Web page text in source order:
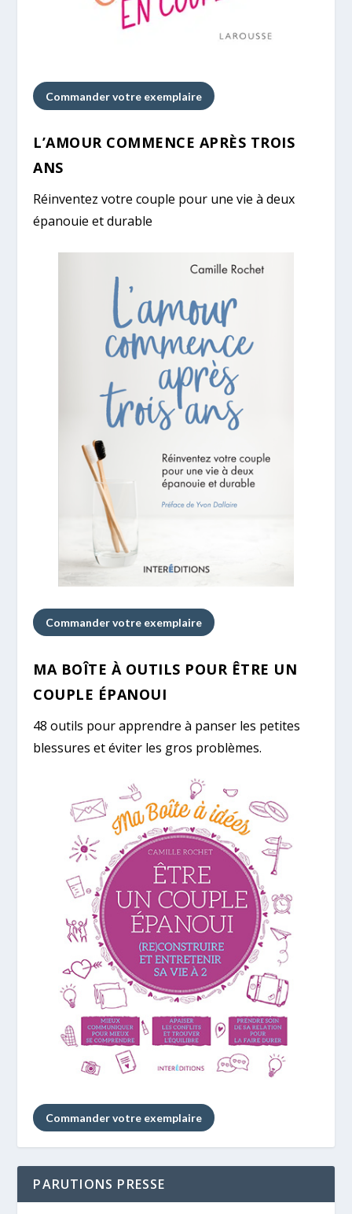
Commander votre exemplaire
L’AMOUR COMMENCE APRÈS TROIS
ANS
Réinventez votre couple pour une vie à deux
épanouie et durable
Commander votre exemplaire
MA BOÎTE À OUTILS POUR ÊTRE UN
COUPLE ÉPANOUI
48 outils pour apprendre à panser les petites
blessures et éviter les gros problèmes.
Commander votre exemplaire
PARUTIONS PRESSE